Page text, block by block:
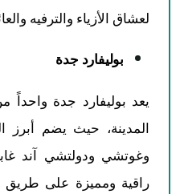
لعشاق الأزياء والترفيه
بوليفارد جدة
يعد بوليفارد جدة
المدينة، حيث يضم أبرز
وغوتشي ودولتشي آند
راقية ومميزة على طريق